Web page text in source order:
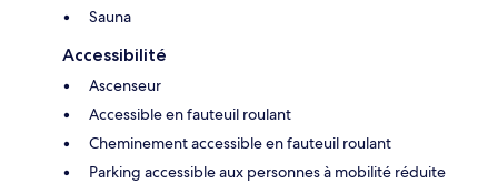
Sauna
Accessibilité
Ascenseur
Accessible en fauteuil roulant
Cheminement accessible en fauteuil roulant
Parking accessible aux personnes à mobilité réduite